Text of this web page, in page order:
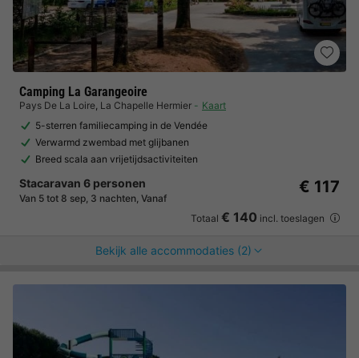
Camping La Garangeoire
Pays De La Loire, La Chapelle Hermier
Kaart
5-sterren familiecamping in de Vendée
Verwarmd zwembad met glijbanen
Breed scala aan vrijetijdsactiviteiten
Stacaravan 6 personen
Van 5 tot 8 sep, 3 nachten, Vanaf
€ 117
Totaal € 140 incl. toeslagen
Bekijk alle accommodaties (2)